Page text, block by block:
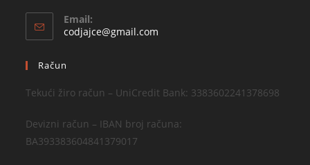
Email:
codjajce@gmail.com
Račun
Tekući žiro račun – UniCredit Bank: 3383602241378698
Devizni račun – IBAN broj računa:
BA393383604841379017